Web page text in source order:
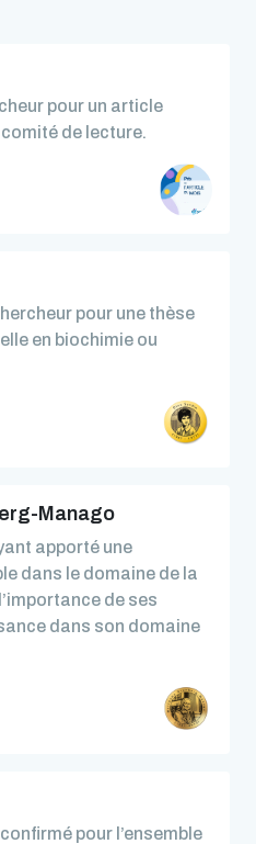
pour un article
de lecture.
pour une thèse
en biochimie ou
Manago
apporté une
dans le domaine de la
de ses
dans son domaine
pour l’ensemble